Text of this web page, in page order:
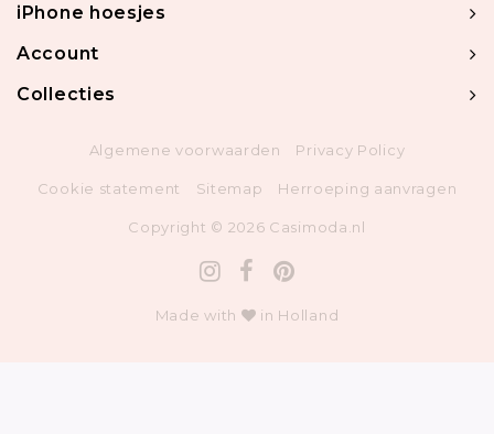
iPhone hoesjes
Account
Collecties
Algemene voorwaarden Privacy Policy
Cookie statement Sitemap Herroeping aanvragen
Copyright © 2026 Casimoda.nl
Made with in Holland